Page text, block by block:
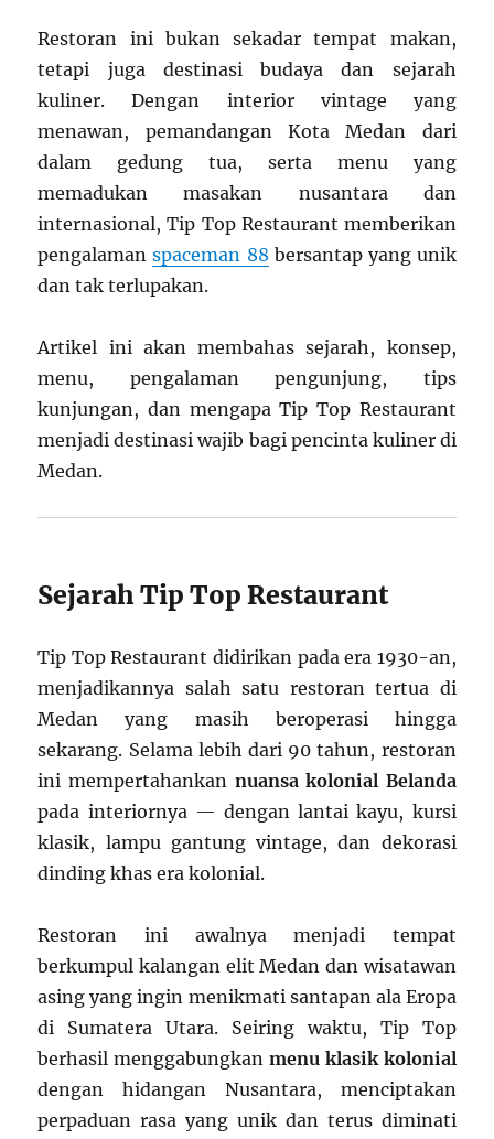
Restoran ini bukan sekadar tempat makan,
tetapi juga destinasi budaya dan sejarah
kuliner. Dengan interior vintage yang
menawan, pemandangan Kota Medan dari
dalam gedung tua, serta menu yang
memadukan masakan nusantara dan
internasional, Tip Top Restaurant memberikan
pengalamanspaceman 88 bersantap yang unik
dan tak terlupakan.
Artikel ini akan membahas sejarah, konsep,
menu, pengalaman pengunjung, tips
kunjungan, dan mengapa Tip Top Restaurant
menjadi destinasi wajib bagi pencinta kuliner di
Medan.
Sejarah Tip Top Restaurant
Tip Top Restaurant didirikan pada era 1930-an,
menjadikannya salah satu restoran tertua di
Medan yang masih beroperasi hingga
sekarang. Selama lebih dari 90 tahun, restoran
ini mempertahankan nuansa kolonial Belanda
pada interiornya — dengan lantai kayu, kursi
klasik, lampu gantung vintage, dan dekorasi
dinding khas era kolonial.
Restoran ini awalnya menjadi tempat
berkumpul kalangan elit Medan dan wisatawan
asing yang ingin menikmati santapan ala Eropa
di Sumatera Utara. Seiring waktu, Tip Top
berhasil menggabungkan menu klasik kolonial
dengan hidangan Nusantara, menciptakan
perpaduan rasa yang unik dan terus diminati